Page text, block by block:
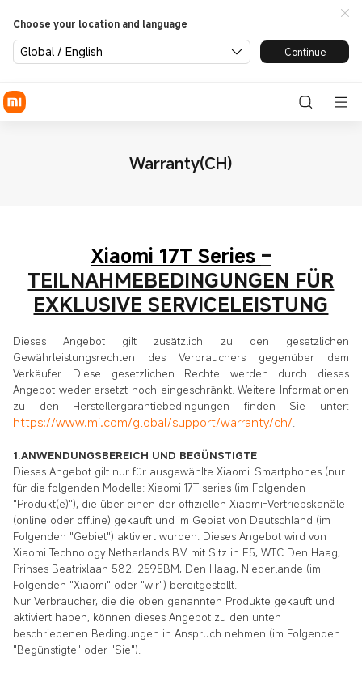
Choose your location and language
Global / English Continue
Warranty(CH)
Xiaomi 17T Series –
TEILNAHMEBEDINGUNGEN FÜR
EXKLUSIVE SERVICELEISTUNG
Dieses Angebot gilt zusätzlich zu den gesetzlichen
Gewährleistungsrechten des Verbrauchers gegenüber dem
Verkäufer. Diese gesetzlichen Rechte werden durch dieses
Angebot weder ersetzt noch eingeschränkt. Weitere Informationen
zu den Herstellergarantiebedingungen finden Sie unter:
https://www.mi.com/global/support/warranty/ch/.
1.ANWENDUNGSBEREICH UND BEGÜNSTIGTE
Dieses Angebot gilt nur für ausgewählte Xiaomi-Smartphones (nur
für die folgenden Modelle: Xiaomi 17T series (im Folgenden
"Produkt(e)"), die über einen der offiziellen Xiaomi-Vertriebskanäle
(online oder offline) gekauft und im Gebiet von Deutschland (im
Folgenden "Gebiet") aktiviert wurden. Dieses Angebot wird von
Xiaomi Technology Netherlands B.V. mit Sitz in E5, WTC Den Haag,
Prinses Beatrixlaan 582, 2595BM, Den Haag, Niederlande (im
Folgenden "Xiaomi" oder "wir") bereitgestellt.
Nur Verbraucher, die die oben genannten Produkte gekauft und
aktiviert haben, können dieses Angebot zu den unten
beschriebenen Bedingungen in Anspruch nehmen (im Folgenden
"Begünstigte" oder "Sie").